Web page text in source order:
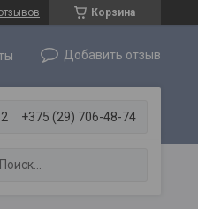
Корзина
Добавить отзыв
+375 (29) 706-48-74